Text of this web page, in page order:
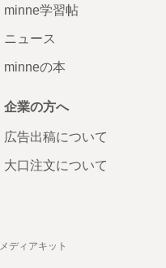
minne学習帖
ニュース
minneの本
企業の方へ
広告出稿について
大口注文について
メディアキット